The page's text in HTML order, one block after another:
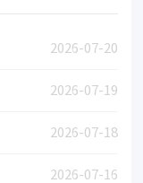
2026-07-20
2026-07-19
2026-07-18
2026-07-16